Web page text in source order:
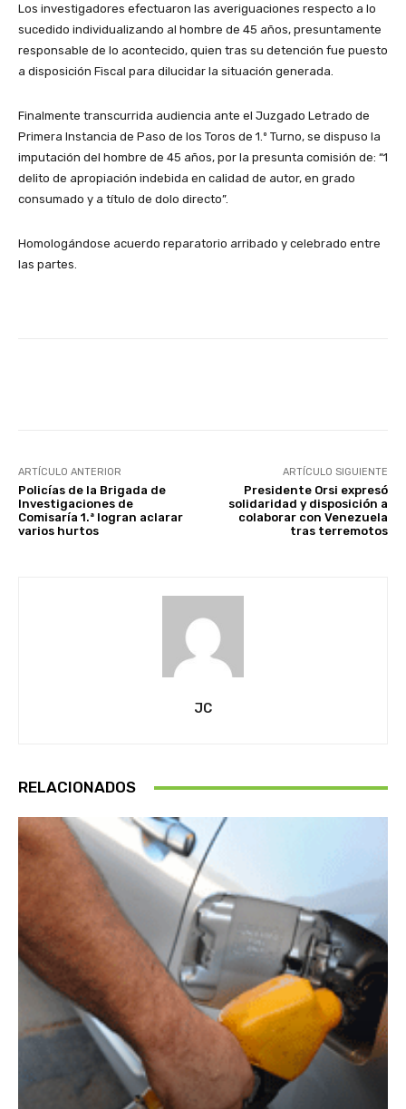
Los investigadores efectuaron las averiguaciones respecto a lo
sucedido individualizando al hombre de 45 años, presuntamente
responsable de lo acontecido, quien tras su detención fue puesto
a disposición Fiscal para dilucidar la situación generada.
Finalmente transcurrida audiencia ante el Juzgado Letrado de
Primera Instancia de Paso de los Toros de 1.º Turno, se dispuso la
imputación del hombre de 45 años, por la presunta comisión de: “1
delito de apropiación indebida en calidad de autor, en grado
consumado y a título de dolo directo”.
Homologándose acuerdo reparatorio arribado y celebrado entre
las partes.
ARTÍCULO ANTERIOR
Policías de la Brigada de
Investigaciones de
Comisaría 1.ª logran aclarar
varios hurtos
ARTÍCULO SIGUIENTE
Presidente Orsi expresó
solidaridad y disposición a
colaborar con Venezuela
tras terremotos
JC
RELACIONADOS